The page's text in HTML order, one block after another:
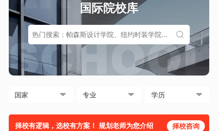
国际院校库
择校有逻辑，选校有方案！ 规划老师为您介绍 择校咨询